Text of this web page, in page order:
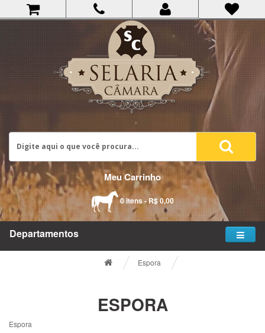
Meu Carrinho
0 itens - R$ 0,00
Departamentos
Espora
ESPORA
Espora